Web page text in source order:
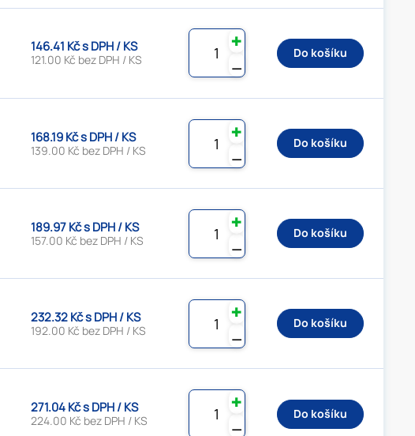
146.41 Kč s DPH / KS
121.00 Kč bez DPH / KS ⚊
✚
Do košíku
168.19 Kč s DPH / KS
139.00 Kč bez DPH / KS ⚊
✚
Do košíku
189.97 Kč s DPH / KS
157.00 Kč bez DPH / KS ⚊
✚
Do košíku
232.32 Kč s DPH / KS
192.00 Kč bez DPH / KS ⚊
✚
Do košíku
271.04 Kč s DPH / KS
224.00 Kč bez DPH / KS ⚊
✚
Do košíku